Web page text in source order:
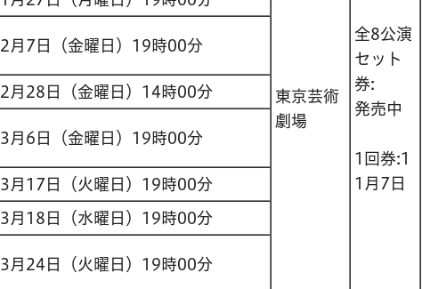
東京芸術
劇場
全8公演
セット
券:
発売中
1回券:1
1月7日
2月7日（金曜日）19時00分
2月28日（金曜日）14時00分
3月6日（金曜日）19時00分
3月17日（火曜日）19時00分
3月18日（水曜日）19時00分
3月24日（火曜日）19時00分